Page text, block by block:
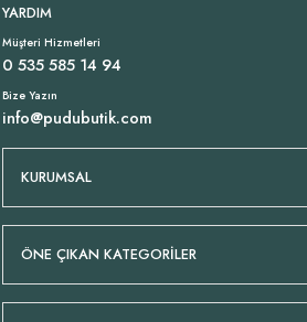
YARDIM
Müşteri Hizmetleri
0 535 585 14 94
Bize Yazın
info@pudubutik.com
KURUMSAL
ÖNE ÇIKAN KATEGORİLER